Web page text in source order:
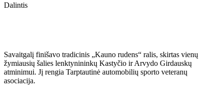
Dalintis
Savaitgalį finišavo tradicinis „Kauno rudens“ ralis, skirtas vienų
žymiausių šalies lenktynininkų Kastyčio ir Arvydo Girdauskų
atminimui. Jį rengia Tarptautinė automobilių sporto veteranų
asociacija.